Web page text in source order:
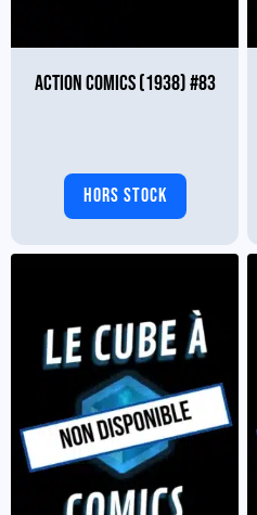
ACTION COMICS (1938) #83
HORS STOCK